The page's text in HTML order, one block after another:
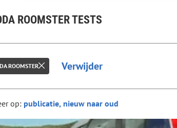
ROOMSTER TESTS
ROOMSTER Verwijder
op: